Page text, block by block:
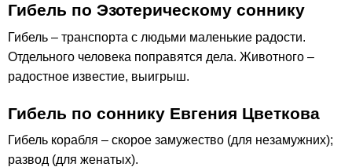
Гибель по Эзотерическому соннику
Гибель – транспорта с людьми маленькие радости.
Отдельного человека поправятся дела. Животного –
радостное известие, выигрыш.
Гибель по соннику Евгения Цветкова
Гибель корабля – скорое замужество (для незамужних);
развод (для женатых).